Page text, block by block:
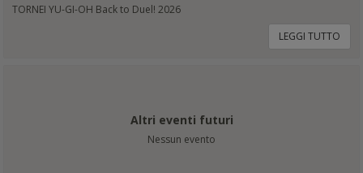
TORNEI YU-GI-OH Back to Duel! 2026
LEGGI TUTTO
Altri eventi futuri
Nessun evento